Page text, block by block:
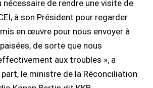
nécessaire de rendre une visite de
à son Président pour regarder
en œuvre pour nous envoyer à
de sorte que nous
aux troubles », a
le ministre de la Réconciliation